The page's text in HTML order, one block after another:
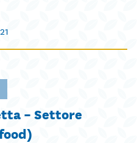
– Settore